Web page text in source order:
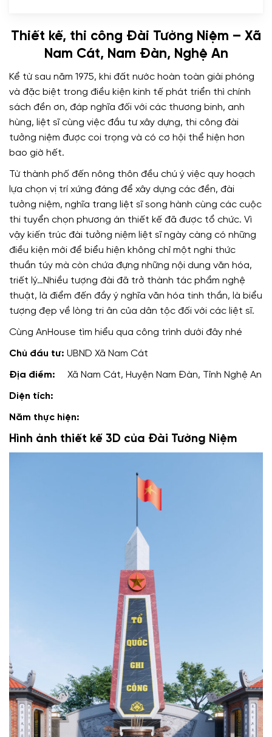
Thiết kế, thi công Đài Tưởng Niệm – Xã
Nam Cát, Nam Đàn, Nghệ An
Kể từ sau năm 1975, khi đất nước hoàn toàn giải phóng
và đặc biệt trong điều kiện kinh tế phát triển thì chính
sách đền ơn, đáp nghĩa đối với các thương binh, anh
hùng, liệt sĩ cùng việc đầu tư xây dựng, thi công đài
tưởng niệm được coi trọng và có cơ hội thể hiện hơn
bao giờ hết.
Từ thành phố đến nông thôn đều chú ý việc quy hoạch
lựa chọn vị trí xứng đáng để xây dựng các đền, đài
tưởng niệm, nghĩa trang liệt sĩ song hành cùng các cuộc
thi tuyển chọn phương án thiết kế đã được tổ chức. Vì
vậy kiến trúc đài tưởng niệm liệt sĩ ngày càng có những
điều kiện mới để biểu hiện không chỉ một nghi thức
thuần túy mà còn chứa đựng những nội dung văn hóa,
triết lý…Nhiều tượng đài đã trở thành tác phẩm nghệ
thuật, là điểm đến đầy ý nghĩa văn hóa tinh thần, là biểu
tượng đẹp về lòng tri ân của dân tộc đối với các liệt sĩ.
Cùng AnHouse tìm hiểu qua công trình dưới đây nhé
Chủ đầu tư: UBND Xã Nam Cát
Địa điểm: Xã Nam Cát, Huyện Nam Đàn, Tỉnh Nghệ An
Diện tích:
Năm thực hiện:
Hình ảnh thiết kế 3D của Đài Tưởng Niệm